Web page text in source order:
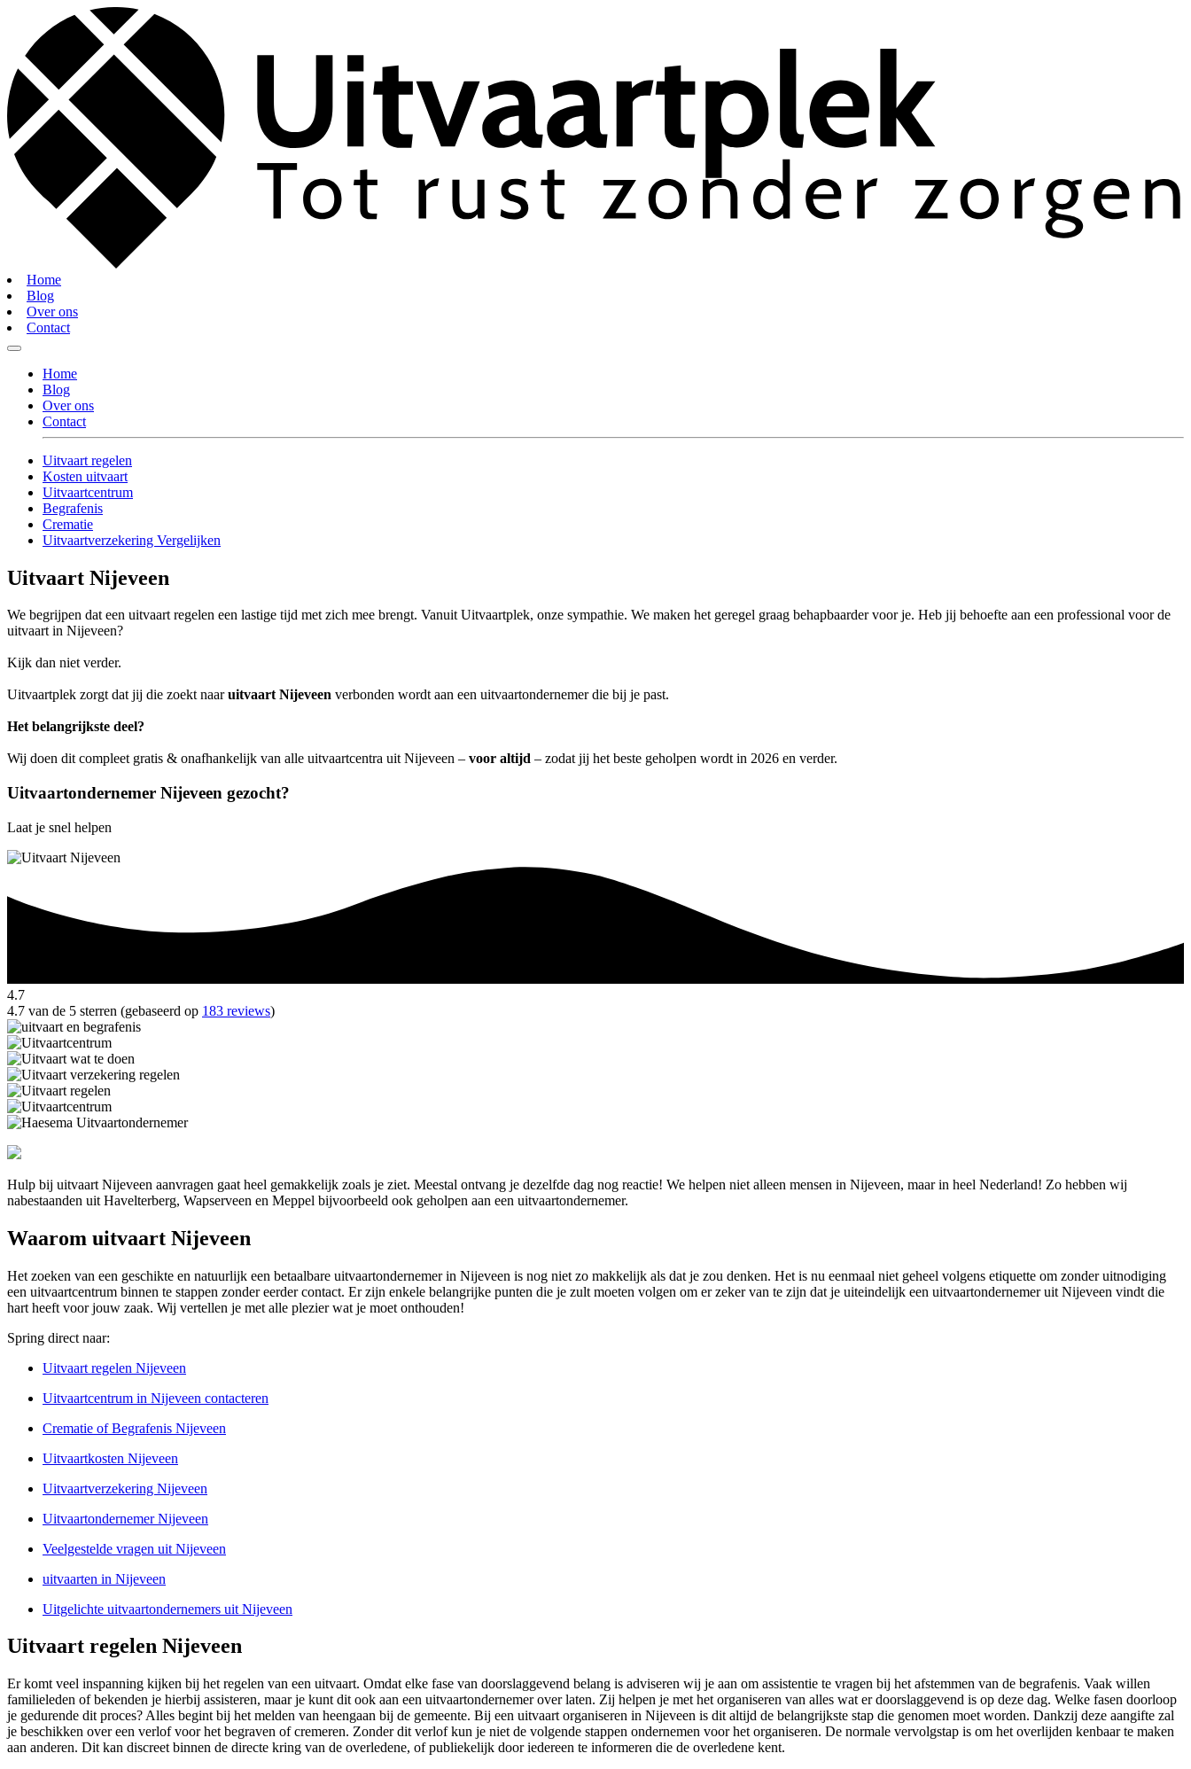
Home
Blog
Over ons
Contact
Home
Blog
Over ons
Contact
Uitvaart regelen
Kosten uitvaart
Uitvaartcentrum
Begrafenis
Crematie
Uitvaartverzekering Vergelijken
Uitvaart Nijeveen
We begrijpen dat een uitvaart regelen een lastige tijd met zich mee brengt. Vanuit Uitvaartplek, onze sympathie. We maken het geregel graag behapbaarder voor je. Heb jij behoefte aan een professional voor de
uitvaart in Nijeveen?
Kijk dan niet verder.
Uitvaartplek zorgt dat jij die zoekt naaruitvaart Nijeveen verbonden wordt aan een uitvaartondernemer die bij je past.
Het belangrijkste deel?
Wij doen dit compleet gratis & onafhankelijk van alle uitvaartcentra uit Nijeveen – voor altijd – zodat jij het beste geholpen wordt in 2026 en verder.
Uitvaartondernemer Nijeveen gezocht?
Laat je snel helpen
4.7
4.7 van de 5 sterren (gebaseerd op 183 reviews)
Hulp bij uitvaart Nijeveen aanvragen gaat heel gemakkelijk zoals je ziet. Meestal ontvang je dezelfde dag nog reactie! We helpen niet alleen mensen in Nijeveen, maar in heel Nederland! Zo hebben wij
nabestaanden uit Havelterberg, Wapserveen en Meppel bijvoorbeeld ook geholpen aan een uitvaartondernemer.
Waarom uitvaart Nijeveen
Het zoeken van een geschikte en natuurlijk een betaalbare uitvaartondernemer in Nijeveen is nog niet zo makkelijk als dat je zou denken. Het is nu eenmaal niet geheel volgens etiquette om zonder uitnodiging
een uitvaartcentrum binnen te stappen zonder eerder contact. Er zijn enkele belangrijke punten die je zult moeten volgen om er zeker van te zijn dat je uiteindelijk een uitvaartondernemer uit Nijeveen vindt die
hart heeft voor jouw zaak. Wij vertellen je met alle plezier wat je moet onthouden!
Spring direct naar:
Uitvaart regelen Nijeveen
Uitvaartcentrum in Nijeveen contacteren
Crematie of Begrafenis Nijeveen
Uitvaartkosten Nijeveen
Uitvaartverzekering Nijeveen
Uitvaartondernemer Nijeveen
Veelgestelde vragen uit Nijeveen
uitvaarten in Nijeveen
Uitgelichte uitvaartondernemers uit Nijeveen
Uitvaart regelen Nijeveen
Er komt veel inspanning kijken bij het regelen van een uitvaart. Omdat elke fase van doorslaggevend belang is adviseren wij je aan om assistentie te vragen bij het afstemmen van de begrafenis. Vaak willen
familieleden of bekenden je hierbij assisteren, maar je kunt dit ook aan een uitvaartondernemer over laten. Zij helpen je met het organiseren van alles wat er doorslaggevend is op deze dag. Welke fasen doorloop
je gedurende dit proces? Alles begint bij het melden van heengaan bij de gemeente. Bij een uitvaart organiseren in Nijeveen is dit altijd de belangrijkste stap die genomen moet worden. Dankzij deze aangifte zal
je beschikken over een verlof voor het begraven of cremeren. Zonder dit verlof kun je niet de volgende stappen ondernemen voor het organiseren. De normale vervolgstap is om het overlijden kenbaar te maken
aan anderen. Dit kan discreet binnen de directe kring van de overledene, of publiekelijk door iedereen te informeren die de overledene kent.